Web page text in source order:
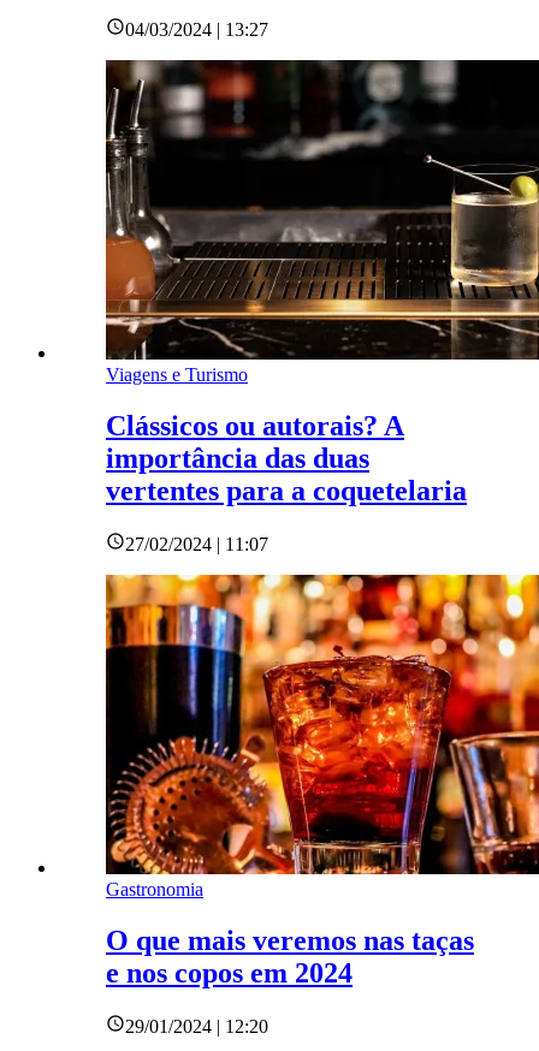
04/03/2024 | 13:27
Viagens e Turismo
Clássicos ou autorais? A
importância das duas
vertentes para a coquetelaria
27/02/2024 | 11:07
Gastronomia
O que mais veremos nas taças
e nos copos em 2024
29/01/2024 | 12:20